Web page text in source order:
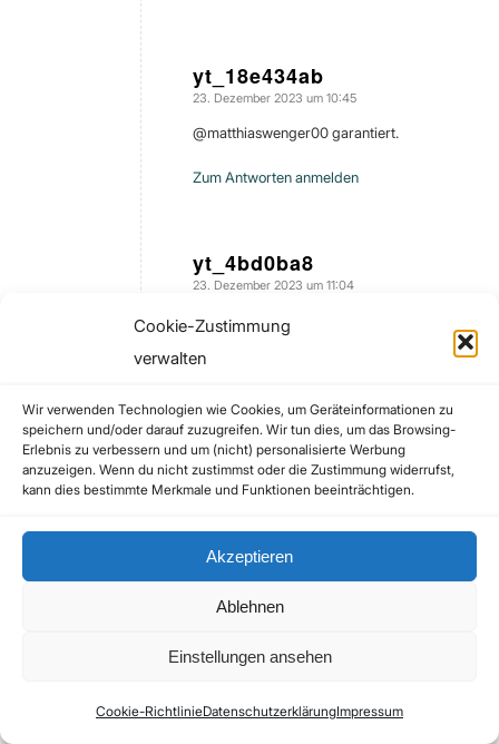
Cookie-Zustimmung
verwalten
Wir verwenden Technologien wie Cookies, um Geräteinformationen zu
speichern und/oder darauf zuzugreifen. Wir tun dies, um das Browsing-
Erlebnis zu verbessern und um (nicht) personalisierte Werbung
anzuzeigen. Wenn du nicht zustimmst oder die Zustimmung widerrufst,
kann dies bestimmte Merkmale und Funktionen beeinträchtigen.
Akzeptieren
Ablehnen
Einstellungen ansehen
Cookie-RichtlinieDatenschutzerklärungImpressum
yt_18e434ab
sagte:
23. Dezember 2023 um 10:45
@matthiaswenger00 garantiert.
Zum Antworten anmelden
yt_4bd0ba8
sagte:
23. Dezember 2023 um 11:04
@VrilZepter wie kannst du mir das
Denkst du die Welt wurde aus dem nicht
mathematischen vorkommen sind reiner zufall?
Zum Antworten anmelden
yt_6ebf23c6
sagte:
23. Dezember 2023 um 11:54
Wenn es so wäre, würdest du ja erst gar nicht
existieren